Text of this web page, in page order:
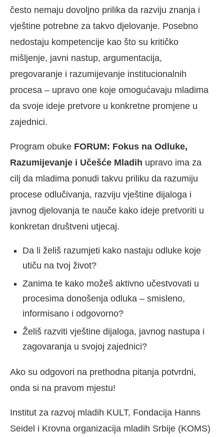
često nemaju dovoljno prilika da razviju znanja i
vještine potrebne za takvo djelovanje. Posebno
nedostaju kompetencije kao što su kritičko
mišljenje, javni nastup, argumentacija,
pregovaranje i razumijevanje institucionalnih
procesa – upravo one koje omogućavaju mladima
da svoje ideje pretvore u konkretne promjene u
zajednici.
Program obuke FORUM: Fokus na Odluke,
Razumijevanje i Učešće Mladih upravo ima za
cilj da mladima ponudi takvu priliku da razumiju
procese odlučivanja, razviju vještine dijaloga i
javnog djelovanja te nauče kako ideje pretvoriti u
konkretan društveni utjecaj.
Da li želiš razumjeti kako nastaju odluke koje
utiču na tvoj život?
Zanima te kako možeš aktivno učestvovati u
procesima donošenja odluka – smisleno,
informisano i odgovorno?
Želiš razviti vještine dijaloga, javnog nastupa i
zagovaranja u svojoj zajednici?
Ako su odgovori na prethodna pitanja potvrdni,
onda si na pravom mjestu!
Institut za razvoj mladih KULT, Fondacija Hanns
Seidel i Krovna organizacija mladih Srbije (KOMS)